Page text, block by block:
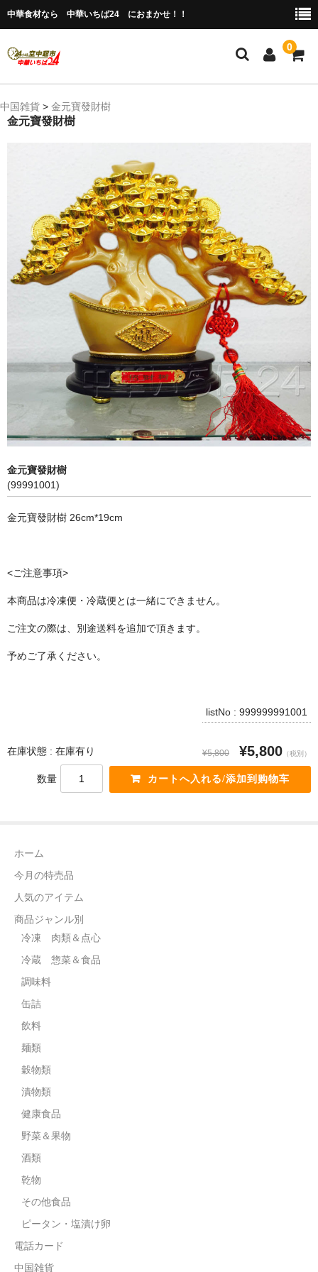
中華食材なら 中華いちば24 におまかせ！！
0
ホーム
商品ジャンル別
冷凍 肉類＆点心
冷蔵 惣菜＆食品
調味料
麺類
漬物類
健康食品
野菜＆果物
酒類
その他食品
中国雑貨 > 金元寶發財樹
金元寶發財樹
金元寶發財樹
(99991001)
金元寶發財樹 26cm*19cm
<ご注意事項>
本商品は冷凍便・冷蔵便とは一緒にできません。
ご注文の際は、別途送料を追加で頂きます。
予めご了承ください。
listNo : 999999991001
在庫状態 : 在庫有り ¥5,800 ¥5,800 （税別）
数量
ホーム
今月の特売品
人気のアイテム
商品ジャンル別
冷凍 肉類＆点心
冷蔵 惣菜＆食品
調味料
缶詰
飲料
麺類
穀物類
漬物類
健康食品
野菜＆果物
酒類
乾物
その他食品
ピータン・塩漬け卵
電話カード
中国雑貨